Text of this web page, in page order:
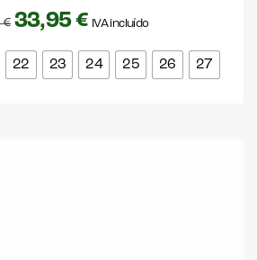
€ 33,95€ IVA incluído
22 23 24 25 26 27